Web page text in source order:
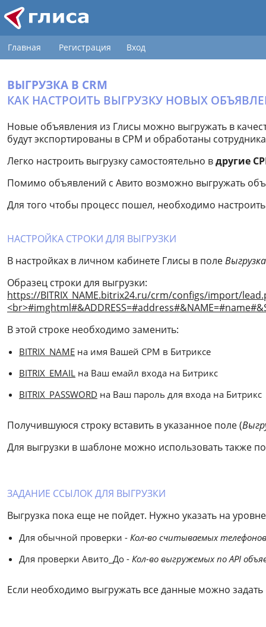
Главная Регистрация Вход
ВЫГРУЗКА В CRM
КАК НАСТРОИТЬ ВЫГРУЗКУ НОВЫХ
Новые объявления из Глисы можно выгружать в
будут экспортированы в СРМ и обработаны
Легко настроить выгрузку самостоятельно вдругие
Помимо объявлений с Авито возможно выгружать
Для того чтобы процесс пошел, необходимо
НАСТРОЙКА СТРОКИ ДЛЯ ВЫГРУЗКИ
В настройках в личном кабинете Глисы в поле
Образец строки для выгрузки:
https://BITRIX_NAME.bitrix24.ru/crm/configs/import/
В этой строке необходимо заменить:
BITRIX_NAME на имя Вашей СРМ в Битриксе
BITRIX_EMAIL на Ваш емайл входа на Битрикс
BITRIX_PASSWORD на Ваш пароль для входа на Битрикс
Получившуюся строку вставить в указанное поле (
Для выгрузки в шаблоне можно использовать также
ЗАДАНИЕ ССЫЛОК ДЛЯ ВЫГРУЗКИ
Выгрузка пока еще не пойдет. Нужно указать на
Для обычной проверки - Кол-во считываемых
Для проверки Авито_До - Кол-во выгружемых по API
Если необходимо выгружать все данные можно